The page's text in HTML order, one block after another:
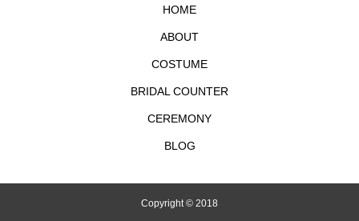
HOME
ABOUT
COSTUME
BRIDAL COUNTER
CEREMONY
BLOG
Copyright © 2018